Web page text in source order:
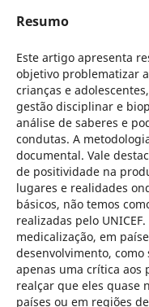
Resumo
Este artigo apresenta
objetivo problematizar
crianças e
gestão disciplinar e
análise de saberes e
condutas. A
documental. Vale
de positividade na
lugares e realidades
básicos, não temos
realizadas pelo
medicalização, em
desenvolvimento,
apenas uma crítica aos
realçar que eles quase
países ou em regiões